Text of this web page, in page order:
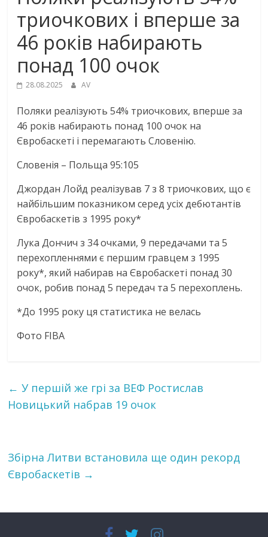
триочкових і вперше за
46 років набирають
понад 100 очок
28.08.2025 AV
Поляки реалізують 54% триочкових, вперше за
46 років набирають понад 100 очок на
Євробаскеті і перемагають Словенію.
Словенія – Польща 95:105
Джордан Лойд реалізував 7 з 8 триочкових, що є
найбільшим показником серед усіх дебютантів
Євробаскетів з 1995 року*
Лука Дончич з 34 очками, 9 передачами та 5
перехопленнями є першим гравцем з 1995
року*, який набирав на Євробаскеті понад 30
очок, робив понад 5 передач та 5 перехоплень.
*До 1995 року ця статистика не велась
Фото FIBA
← У першій же грі за ВЕФ Ростислав
Новицький набрав 19 очок
Збірна Литви встановила ще один рекорд
Євробаскетів →